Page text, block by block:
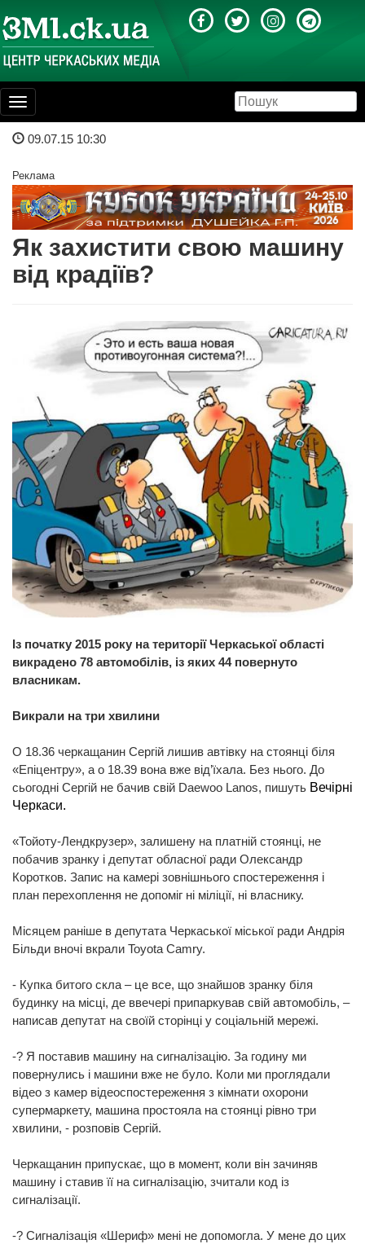
Toggle
navigation
09.07.15 10:30
Реклама
Як захистити свою машину
від крадіїв?
Із початку 2015 року на території Черкаської області
викрадено 78 автомобілів, із яких 44 повернуто
власникам.
Викрали на три хвилини
О 18.36 черкащанин Сергій лишив автівку на стоянці біля
«Епіцентру», а о 18.39 вона вже від’їхала. Без нього. До
сьогодні Сергій не бачив свій Daewoo Lanos, пишуть Вечірні
Черкаси.
«Тойоту-Лендкрузер», залишену на платній стоянці, не
побачив зранку і депутат обласної ради Олександр
Коротков. Запис на камері зовнішнього спостереження і
план перехоплення не допоміг ні міліції, ні власнику.
Місяцем раніше в депутата Черкаської міської ради Андрія
Більди вночі вкрали Toyota Camry.
- Купка битого скла – це все, що знайшов зранку біля
будинку на місці, де ввечері припаркував свій автомобіль, –
написав депутат на своїй сторінці у соціальній мережі.
-? Я поставив машину на сигналізацію. За годину ми
повернулись і машини вже не було. Коли ми проглядали
відео з камер відеоспостереження з кімнати охорони
супермаркету, машина простояла на стоянці рівно три
хвилини, - розповів Сергій.
Черкащанин припускає, що в момент, коли він зачиняв
машину і ставив її на сигналізацію, зчитали код із
сигналізації.
-? Сигналізація «Шериф» мені не допомогла. У мене до цих